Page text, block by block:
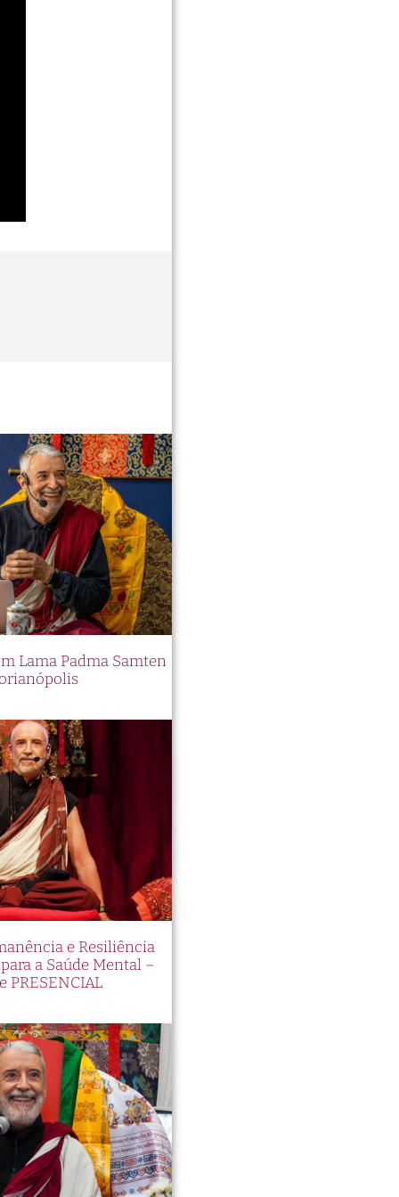
Lama Padma Samten
e Resiliência
a Saúde Mental –
PRESENCIAL